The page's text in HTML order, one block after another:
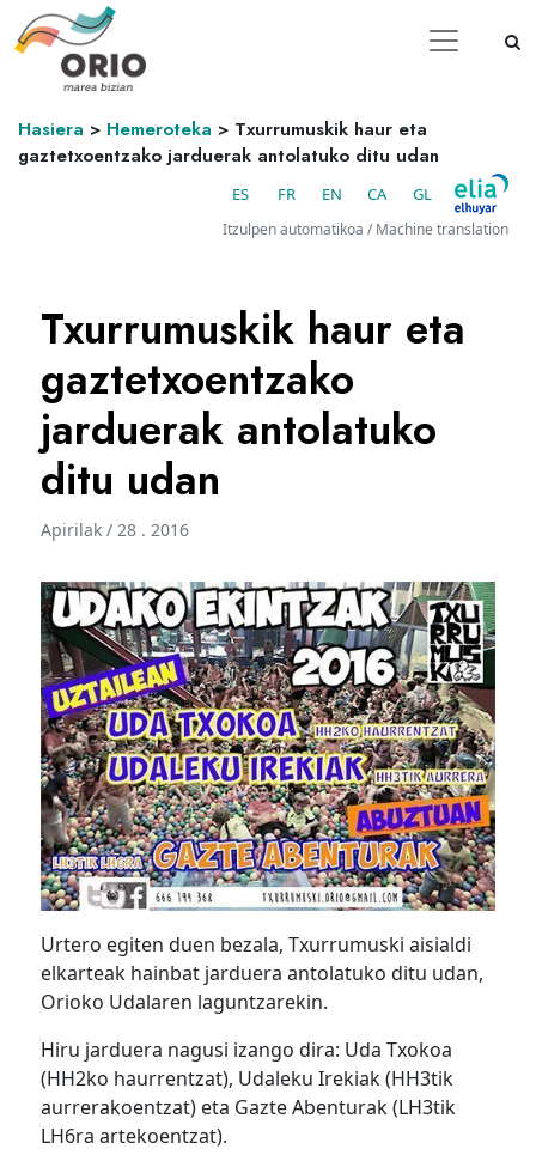
Hasiera > Hemeroteka > Txurrumuskik haur eta
gaztetxoentzako jarduerak antolatuko ditu udan
ES FR EN CA GL
Itzulpen automatikoa / Machine translation
Txurrumuskik haur eta
gaztetxoentzako
jarduerak antolatuko
ditu udan
Apirilak / 28 . 2016
Urtero egiten duen bezala, Txurrumuski aisialdi
elkarteak hainbat jarduera antolatuko ditu udan,
Orioko Udalaren laguntzarekin.
Hiru jarduera nagusi izango dira: Uda Txokoa
(HH2ko haurrentzat), Udaleku Irekiak (HH3tik
aurrerakoentzat) eta Gazte Abenturak (LH3tik
LH6ra artekoentzat).